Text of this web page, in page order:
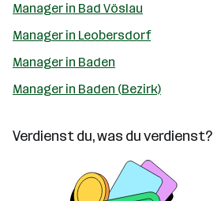
Manager in Bad Vöslau
Manager in Leobersdorf
Manager in Baden
Manager in Baden (Bezirk)
Verdienst du, was du verdienst?